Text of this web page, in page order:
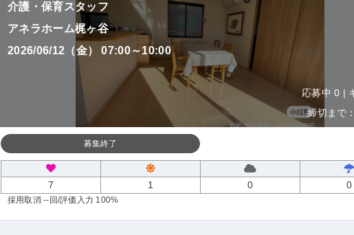
介護・保育スタッフ
アネラホーム梶ヶ谷
2026/06/12（金） 07:00～10:00
応募中 0 |
締切まで
募集終了
7 1 0 0
採用取消 --回/評価入力 100%